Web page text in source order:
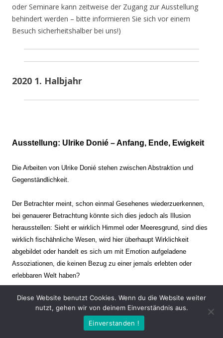
oder Seminare kann zeitweise der Zugang zur Ausstellung
behindert werden – bitte informieren Sie sich vor einem
Besuch sicherheitshalber bei uns!)
2020 1. Halbjahr
Ausstellung: Ulrike Donié – Anfang, Ende, Ewigkeit
Die Arbeiten von Ulrike Donié stehen zwischen Abstraktion und
Gegenständlichkeit.
Der Betrachter meint, schon einmal Gesehenes wiederzuerkennen,
bei genauerer Betrachtung könnte sich dies jedoch als Illusion
herausstellen: Sieht er wirklich Himmel oder Meeresgrund, sind dies
wirklich fischähnliche Wesen, wird hier überhaupt Wirklichkeit
abgebildet oder handelt es sich um mit Emotion aufgeladene
Assoziationen, die keinen Bezug zu einer jemals erlebten oder
erlebbaren Welt haben?
Verharren und Dynamik stehen sich dabei gegenüber. Zeit steht still
oder verrinnt im Nu. Es soll dabei eine Spannung, auch farblich, bis
zur Schmerzgrenze erzeugt werden. Die Arbeiten stellen ambivalente
Diese Website benutzt Cookies. Wenn du die Website weiter
nutzt, gehen wir von deinem Einverständnis aus.
Einverstanden !